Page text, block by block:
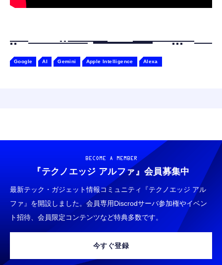
Google AI Gemini Apple Intelligence Alexa
BECOME A MEMBER
『テクノエッジ アルファ』 会員募集中
最新テック・ガジェット情報コミュニティ『テクノエッジ アル
ファ』を開設しました。会員専用Discrodサーバ参加権やイベン
ト招待、会員限定コンテンツなど特典多数です。
今すぐ登録